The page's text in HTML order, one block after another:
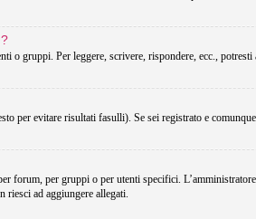
o gruppi. Per leggere, scrivere, rispondere, ecc.,
per evitare risultati fasulli). Se sei registrato e
forum, per gruppi o per utenti specifici.
riesci ad aggiungere allegati.